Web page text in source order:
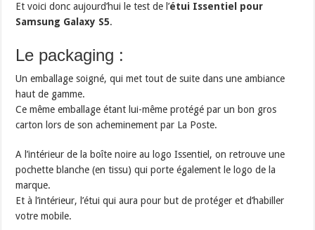
Et voici donc aujourd’hui le test de l’étui Issentiel pour
Samsung Galaxy S5.
Le packaging :
Un emballage soigné, qui met tout de suite dans une ambiance
haut de gamme.
Ce même emballage étant lui-même protégé par un bon gros
carton lors de son acheminement par La Poste.
A l’intérieur de la boîte noire au logo Issentiel, on retrouve une
pochette blanche (en tissu) qui porte également le logo de la
marque.
Et à l’intérieur, l’étui qui aura pour but de protéger et d’habiller
votre mobile.